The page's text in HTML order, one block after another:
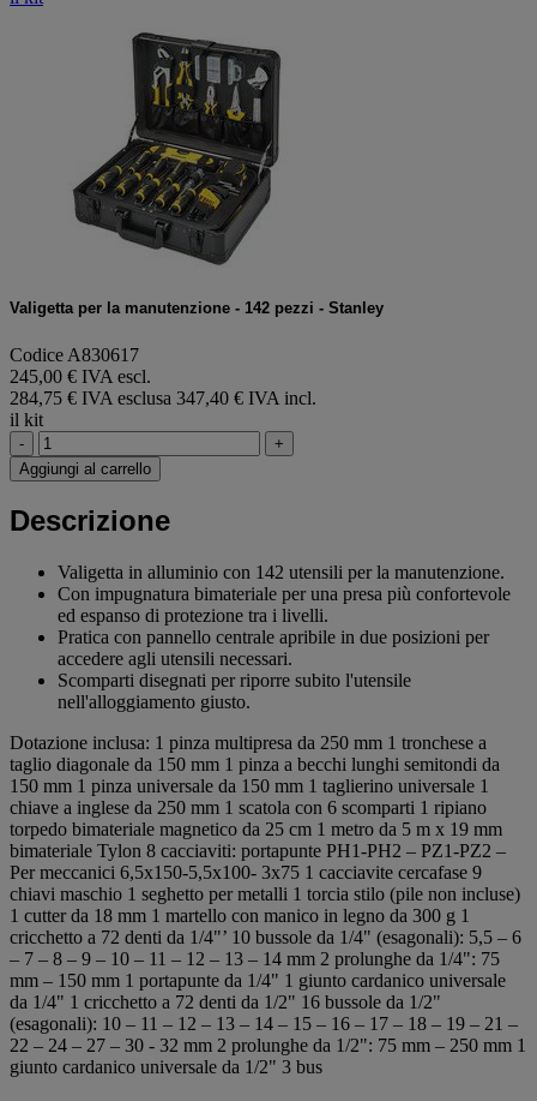
Valigetta per la manutenzione - 142 pezzi - Stanley
Codice A830617
245,00 € IVA escl.
284,75 € IVA esclusa 347,40 € IVA incl.
il kit
-
+
Aggiungi al carrello
Descrizione
Valigetta in alluminio con 142 utensili per la manutenzione.
Con impugnatura bimateriale per una presa più confortevole
ed espanso di protezione tra i livelli.
Pratica con pannello centrale apribile in due posizioni per
accedere agli utensili necessari.
Scomparti disegnati per riporre subito l'utensile
nell'alloggiamento giusto.
Dotazione inclusa: 1 pinza multipresa da 250 mm 1 tronchese a
taglio diagonale da 150 mm 1 pinza a becchi lunghi semitondi da
150 mm 1 pinza universale da 150 mm 1 taglierino universale 1
chiave a inglese da 250 mm 1 scatola con 6 scomparti 1 ripiano
torpedo bimateriale magnetico da 25 cm 1 metro da 5 m x 19 mm
bimateriale Tylon 8 cacciaviti: portapunte PH1-PH2 – PZ1-PZ2 –
Per meccanici 6,5x150-5,5x100- 3x75 1 cacciavite cercafase 9
chiavi maschio 1 seghetto per metalli 1 torcia stilo (pile non incluse)
1 cutter da 18 mm 1 martello con manico in legno da 300 g 1
cricchetto a 72 denti da 1/4"’ 10 bussole da 1/4" (esagonali): 5,5 – 6
– 7 – 8 – 9 – 10 – 11 – 12 – 13 – 14 mm 2 prolunghe da 1/4": 75
mm – 150 mm 1 portapunte da 1/4" 1 giunto cardanico universale
da 1/4" 1 cricchetto a 72 denti da 1/2" 16 bussole da 1/2"
(esagonali): 10 – 11 – 12 – 13 – 14 – 15 – 16 – 17 – 18 – 19 – 21 –
22 – 24 – 27 – 30 - 32 mm 2 prolunghe da 1/2": 75 mm – 250 mm 1
giunto cardanico universale da 1/2" 3 bus